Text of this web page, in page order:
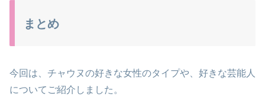
まとめ
今回は、チャウヌの好きな女性のタイプや、好きな芸能人
についてご紹介しました。